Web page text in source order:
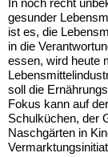
gesunder
ist es, die
in die
essen, wird heute
soll die
Fokus kann auf
Schulküchen, der
Naschgärten in